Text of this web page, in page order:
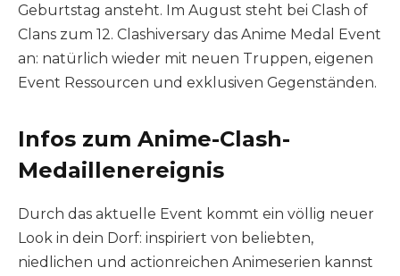
Geburtstag ansteht. Im August steht bei Clash of
Clans zum 12. Clashiversary das Anime Medal Event
an: natürlich wieder mit neuen Truppen, eigenen
Event Ressourcen und exklusiven Gegenständen.
Infos zum Anime-Clash-
Medaillenereignis
Durch das aktuelle Event kommt ein völlig neuer
Look in dein Dorf: inspiriert von beliebten,
niedlichen und actionreichen Animeserien kannst